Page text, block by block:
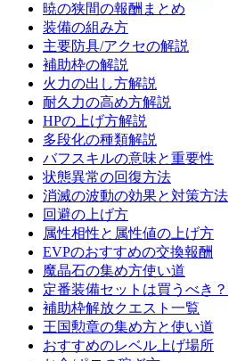
暁の狭間の報酬まとめ
装備の組み方
主要防具/アクセの解説
補助枠の解説
火力の出し方解説
耐久力の高め方解説
HPの上げ方解説
多段化の種類解説
バフスキルの意味と重要性
状態異常の回復方法
消滅の波動の効果と対策方法
回避の上げ方
属性相性と属性値の上げ方
EVPのおすすめの交換報酬
魔晶石の集め方使い道
定番装備セットは買うべき？
補助枠解放クエスト一覧
王国勲章の集め方と使い道
おすすめのレベル上げ場所